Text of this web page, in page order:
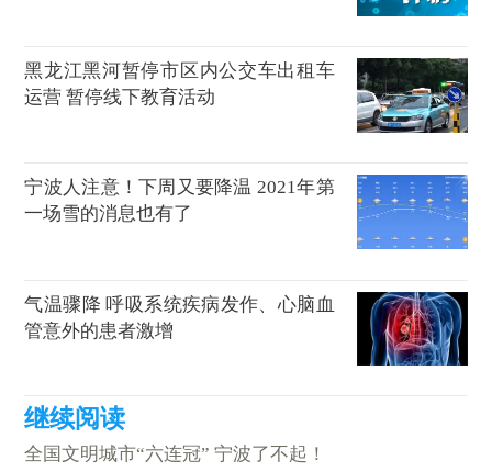
黑龙江黑河暂停市区内公交车出租车
运营 暂停线下教育活动
宁波人注意！下周又要降温 2021年第
一场雪的消息也有了
气温骤降 呼吸系统疾病发作、心脑血
管意外的患者激增
全国文明城市“六连冠” 宁波了不起！